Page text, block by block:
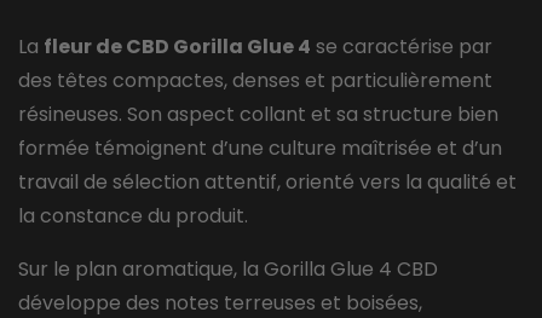
La fleur de CBD Gorilla Glue 4 se caractérise par
des têtes compactes, denses et particulièrement
résineuses. Son aspect collant et sa structure bien
formée témoignent d’une culture maîtrisée et d’un
travail de sélection attentif, orienté vers la qualité et
la constance du produit.
Sur le plan aromatique, la Gorilla Glue 4 CBD
développe des notes terreuses et boisées,